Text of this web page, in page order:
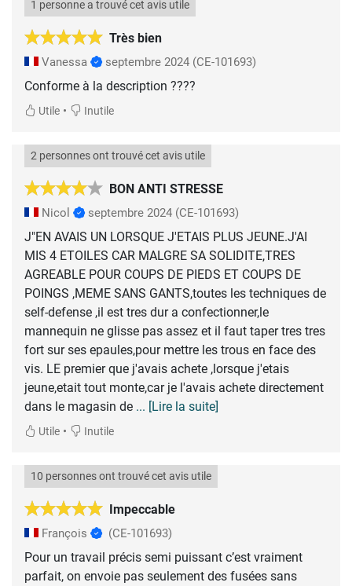
Très bien
1 personne a trouvé cet avis utile
Vanessa septembre 2024 (CE-101693)
Conforme à la description ????
Utile • Inutile
BON ANTI STRESSE
2 personnes ont trouvé cet avis utile
Nicol septembre 2024 (CE-101693)
J"EN AVAIS UN LORSQUE J'ETAIS PLUS JEUNE.J'AI
MIS 4 ETOILES CAR MALGRE SA SOLIDITE,TRES
AGREABLE POUR COUPS DE PIEDS ET COUPS DE
POINGS ,MEME SANS GANTS,toutes les techniques de
self-defense ,il est tres dur a confectionner,le
mannequin ne glisse pas assez et il faut taper tres tres
fort sur ses epaules,pour mettre les trous en face des
vis. LE premier que j'avais achete ,lorsque j'etais
jeune,etait tout monte,car je l'avais achete directement
dans le magasin de ... [Lire la suite]
Utile • Inutile
Impeccable
10 personnes ont trouvé cet avis utile
François (CE-101693)
Pour un travail précis semi puissant c’est vraiment
parfait, on envoie pas seulement des fusées sans